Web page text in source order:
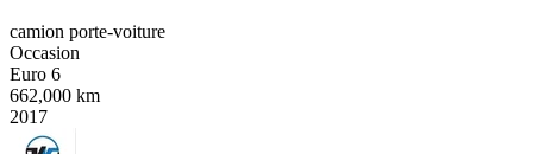
camion porte-voiture
Occasion
Euro 6
662,000 km
2017